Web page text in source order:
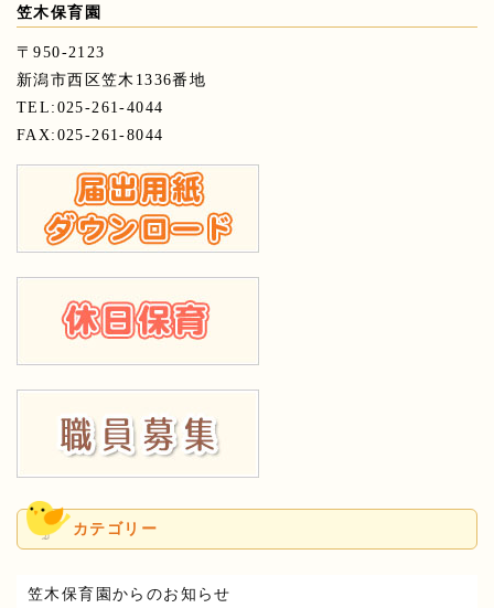
笠木保育園
〒950-2123
新潟市西区笠木1336番地
TEL:025-261-4044
FAX:025-261-8044
カテゴリー
笠木保育園からのお知らせ